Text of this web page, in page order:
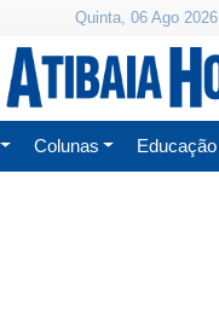
Quinta, 06 Ago 2026
Colunas Educação